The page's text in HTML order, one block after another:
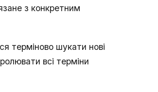
з конкретним
терміново шукати нові
всі терміни